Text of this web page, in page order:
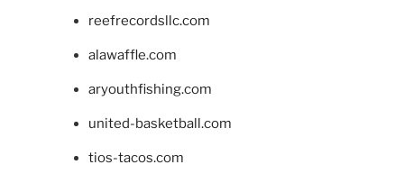
reefrecordsllc.com
alawaffle.com
aryouthfishing.com
united-basketball.com
tios-tacos.com